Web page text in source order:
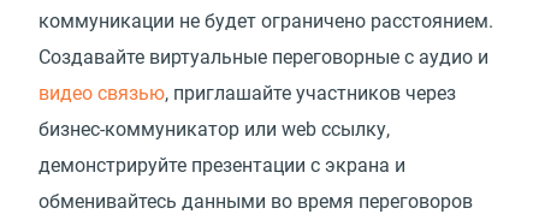
коммуникации не будет ограничено расстоянием.
Создавайте виртуальные переговорные с аудио и
видео связью, приглашайте участников через
бизнес-коммуникатор или web ссылку,
демонстрируйте презентации с экрана и
обменивайтесь данными во время переговоров